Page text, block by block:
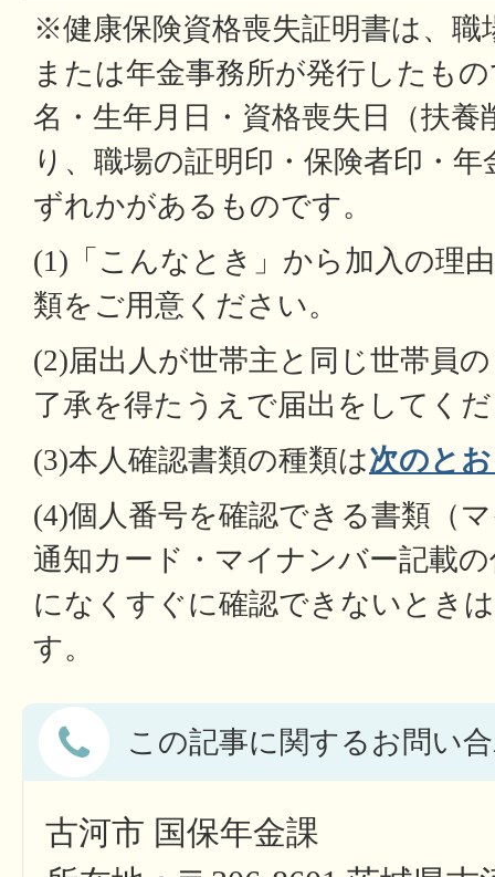
※健康保険資格喪失証明書は、職
または年金事務所が発行したも
名・生年月日・資格喪失日（扶養
り、職場の証明印・保険者印・
ずれかがあるものです。
(1)「こんなとき」から加入の理
類をご用意ください。
(2)届出人が世帯主と同じ世帯員
了承を得たうえで届出をしてく
(3)本人確認書類の種類は次のと
(4)個人番号を確認できる書類（
通知カード・マイナンバー記載
になくすぐに確認できないとき
す。
この記事に関するお問い
古河市 国保年金課